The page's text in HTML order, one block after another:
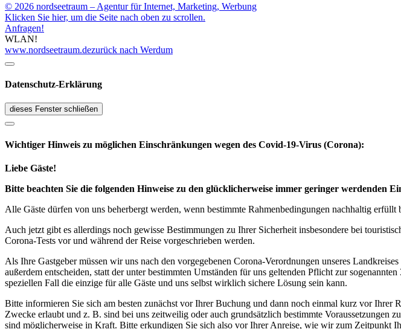
© 2026 nordseetraum – Agentur für Internet, Marketing, Werbung
Klicken Sie hier, um die Seite nach oben zu scrollen.
Anfragen!
WLAN!
www.nordseetraum.dezurück nach Werdum
Datenschutz-Erklärung
dieses Fenster schließen
Wichtiger Hinweis zu möglichen Ein­schränk­ungen wegen des Covid-19-Virus (Corona):
Liebe Gäste!
Bitte beachten Sie die folgenden Hinweise zu den glücklicherweise immer geringer werdenden
Alle Gäste dürfen von uns beherbergt werden, wenn bestimmte Rahmenbedingungen nachhaltig
Auch jetzt gibt es allerdings noch gewisse Bestimmungen zu Ihrer Sicherheit insbesondere bei
Corona-Tests vor und während der Reise vorgeschrieben werden.
Als Ihre Gastgeber müssen wir uns nach den vorgegebenen Corona-Verordnungen unseres
außerdem entscheiden, statt der unter bestimmten Umständen für uns geltenden Pflicht zur
speziellen Fall die einzige für alle Gäste und uns selbst wirklich sichere Lösung sein kann.
Bitte informieren Sie sich am besten zunächst vor Ihrer Buchung und dann noch einmal kurz vor Ihrer
Zwecke erlaubt und z. B. sind bei uns zeitweilig oder auch grundsätzlich bestimmte Voraussetzungen
sind möglicherweise in Kraft. Bitte erkundigen Sie sich also vor Ihrer Anreise, wie wir zum Zeitpunkt